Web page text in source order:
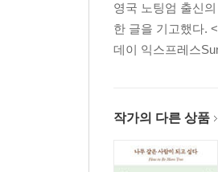
과시의 달인 / 고양이
기계예요 / 날아라 고
주근깨 / 고양이의 코
중독 / 눈키스 / 고양
좋아하는 건 아니에요
영국 노팅엄 출신
한 글을 기고했다.
데이 익스프레스
작가의 다른 상품